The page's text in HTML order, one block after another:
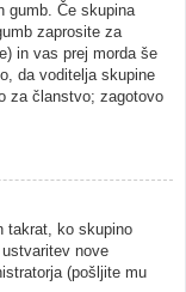
gumb. Če skupina
zaprosite za
in vas prej morda še
da voditelja skupine
za članstvo; zagotovo
takrat, ko skupino
nove
(pošljite mu